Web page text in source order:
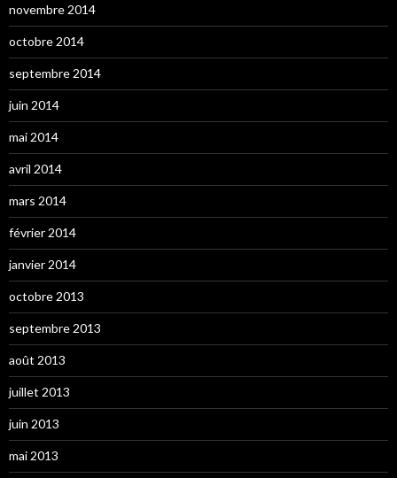
novembre 2014
octobre 2014
septembre 2014
juin 2014
mai 2014
avril 2014
mars 2014
février 2014
janvier 2014
octobre 2013
septembre 2013
août 2013
juillet 2013
juin 2013
mai 2013